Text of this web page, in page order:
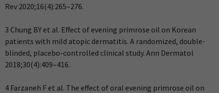
Rev 2020;16(4):265–276.
3 Chung BY et al. Effect of evening primrose oil on Korean
patients with mild atopic dermatitis. A randomized, double-
blinded, placebo-controlled clinical study. Ann Dermatol
2018;30(4):409–416.
4 Farzaneh F et al. The effect of oral evening primrose oil on